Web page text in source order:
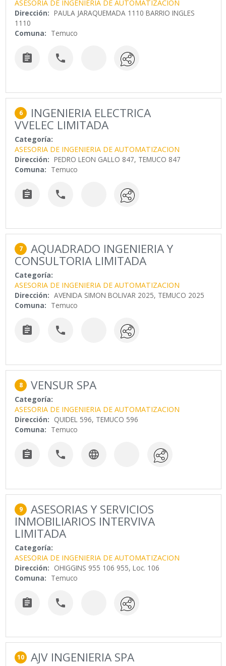
ASESORIA DE INGENIERIA DE AUTOMATIZACION
Dirección: PAULA JARAQUEMADA 1110 BARRIO INGLES
1110
Comuna: Temuco
 
6 INGENIERIA ELECTRICA
VVELEC LIMITADA
Categoría:
ASESORIA DE INGENIERIA DE AUTOMATIZACION
Dirección: PEDRO LEON GALLO 847, TEMUCO 847
Comuna: Temuco
 
7 AQUADRADO INGENIERIA Y
CONSULTORIA LIMITADA
Categoría:
ASESORIA DE INGENIERIA DE AUTOMATIZACION
Dirección: AVENIDA SIMON BOLIVAR 2025, TEMUCO 2025
Comuna: Temuco
 
8 VENSUR SPA
Categoría:
ASESORIA DE INGENIERIA DE AUTOMATIZACION
Dirección: QUIDEL 596, TEMUCO 596
Comuna: Temuco
  
9 ASESORIAS Y SERVICIOS
INMOBILIARIOS INTERVIVA
LIMITADA
Categoría:
ASESORIA DE INGENIERIA DE AUTOMATIZACION
Dirección: OHIGGINS 955 106 955, Loc. 106
Comuna: Temuco
 
10 AJV INGENIERIA SPA